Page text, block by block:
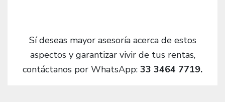
Sí deseas mayor asesoría acerca de estos
aspectos y garantizar vivir de tus rentas,
contáctanos por WhatsApp: 33 3464 7719.